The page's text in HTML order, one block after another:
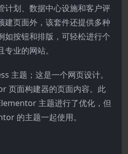
计划、数据中心设施和客户评
建页面外，该套件还提供多种
如按钮和排版，可轻松进行个
业的网站。
主题；这是一个网页设计。
页面构建器的页面内容。此
主题进行了优化，但
的主题一起使用。